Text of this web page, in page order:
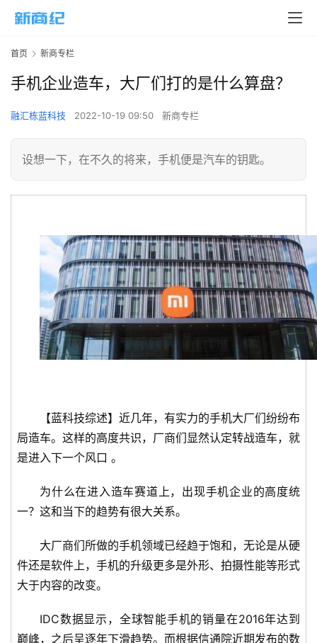
首页 新商专栏
手机企业造车，大厂们打的是什么算盘？
融汇栋蓝科技 2022-10-19 09:50 新商专栏
设想一下，在不久的将来，手机便是汽车的钥匙。
【蓝科技综述】近几年，有实力的手机大厂们纷纷布
局造车。这样的高度共识，厂商们显然认定转战造车，就
是进入下一个风口 。
为什么在进入造车赛道上，出现手机企业的高度统
一？这和当下的趋势有很大关系。
大厂商们所做的手机领域已经趋于饱和，无论是从硬
件还是软件上，手机的升级更多是外形、拍摄性能等形式
大于内容的改变。
IDC数据显示，全球智能手机的销量在2016年达到
巅峰，之后呈逐年下滑趋势。而根据信通院近期发布的数